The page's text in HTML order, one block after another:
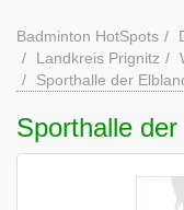
Badminton HotSpots
Landkreis Prignitz
Sporthalle der
Sporthalle